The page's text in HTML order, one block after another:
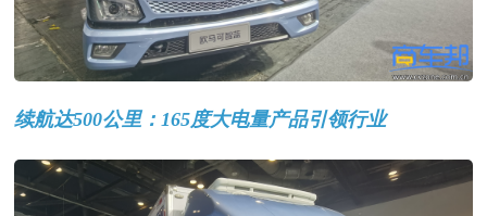
续航达500公里：165度大电量产品引领行业